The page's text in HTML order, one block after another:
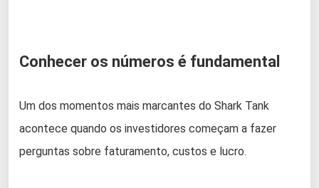
Conhecer os números é fundamental
Um dos momentos mais marcantes do Shark Tank
acontece quando os investidores começam a fazer
perguntas sobre faturamento, custos e lucro.